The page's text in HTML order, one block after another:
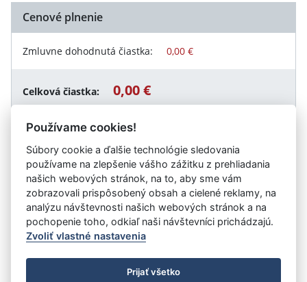
Cenové plnenie
Zmluvne dohodnutá čiastka: 0,00 €
Celková čiastka: 0,00 €
Návrat späť
Vystavil: Mesto Spišské Vlachy
Úrad vlády SR
- Všetky práva vyhradené
Prehlásenie o prístupnosti
Zmluvy do 31.12.2010
Používame cookies!
Súbory cookie a ďalšie technológie sledovania
používame na zlepšenie vášho zážitku z prehliadania
našich webových stránok, na to, aby sme vám
zobrazovali prispôsobený obsah a cielené reklamy, na
analýzu návštevnosti našich webových stránok a na
pochopenie toho, odkiaľ naši návštevníci prichádzajú.
Zvoliť vlastné nastavenia
Prijať všetko